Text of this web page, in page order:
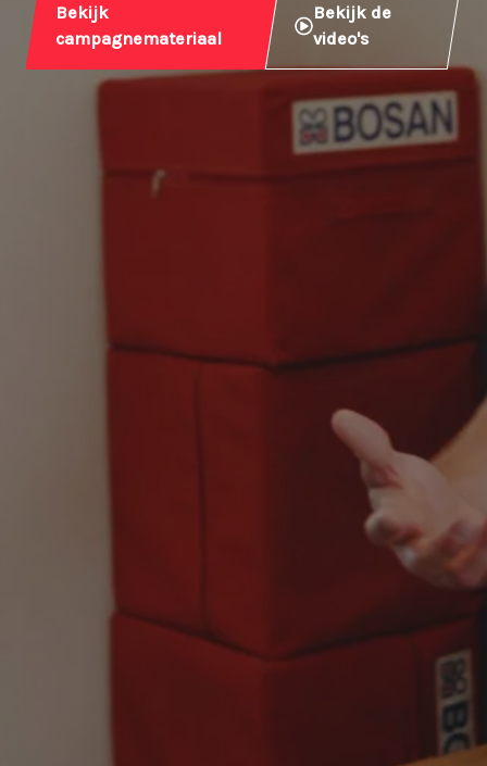
Bekijk
campagnemateriaal
Bekijk de
video's